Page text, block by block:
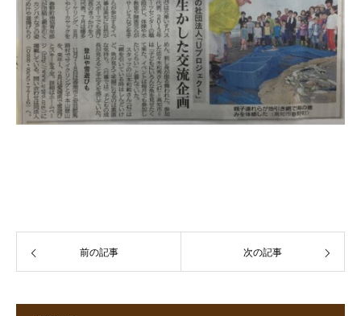
前の記事 次の記事